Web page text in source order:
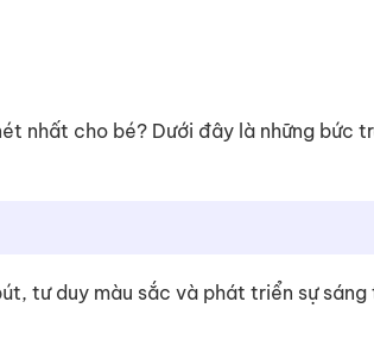
nhất cho bé? Dưới đây là những bức
tư duy màu sắc và phát triển sự